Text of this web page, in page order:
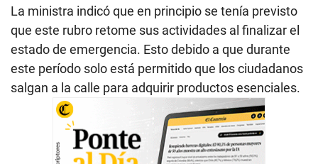
La ministra indicó que en principio se tenía previsto
que este rubro retome sus actividades al finalizar el
estado de emergencia. Esto debido a que durante
este período solo está permitido que los ciudadanos
salgan a la calle para adquirir productos esenciales.